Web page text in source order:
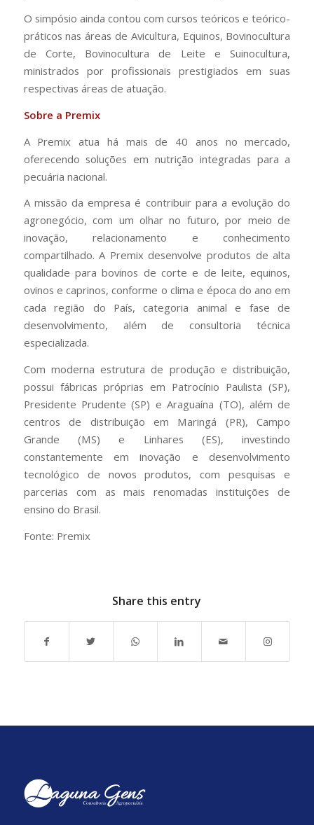
O simpósio ainda contou com cursos teóricos e teórico-
práticos nas áreas de Avicultura, Equinos, Bovinocultura
de Corte, Bovinocultura de Leite e Suinocultura,
ministrados por profissionais prestigiados em suas
respectivas áreas de atuação.
Sobre a Premix
A Premix atua há mais de 40 anos no mercado,
oferecendo soluções em nutrição integradas para a
pecuária nacional.
A missão da empresa é contribuir para a evolução do
agronegócio, com um olhar no futuro, por meio de
inovação, relacionamento e conhecimento
compartilhado. A Premix desenvolve produtos de alta
qualidade para bovinos de corte e de leite, equinos,
ovinos e caprinos, conforme o clima e época do ano em
cada região do País, categoria animal e fase de
desenvolvimento, além de consultoria técnica
especializada.
Com moderna estrutura de produção e distribuição,
possui fábricas próprias em Patrocínio Paulista (SP),
Presidente Prudente (SP) e Araguaína (TO), além de
centros de distribuição em Maringá (PR), Campo
Grande (MS) e Linhares (ES), investindo
constantemente em inovação e desenvolvimento
tecnológico de novos produtos, com pesquisas e
parcerias com as mais renomadas instituições de
ensino do Brasil.
Fonte: Premix
Share this entry